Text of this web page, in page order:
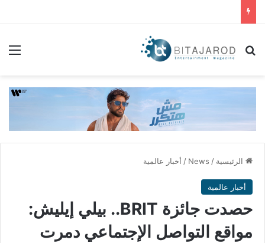
بحث عن
الرئيسية /
News
/ أخبار عالمية
أخبار عالمية
حصدت جائزة BRIT.. بيلي إيليش:
مواقع التواصل الإجتماعي دمرت